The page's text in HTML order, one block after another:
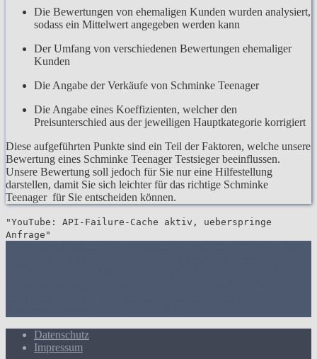
Die Bewertungen von ehemaligen Kunden wurden analysiert,
sodass ein Mittelwert angegeben werden kann
Der Umfang von verschiedenen Bewertungen ehemaliger
Kunden
Die Angabe der Verkäufe von Schminke Teenager
Die Angabe eines Koeffizienten, welcher den
Preisunterschied aus der jeweiligen Hauptkategorie korrigiert
Diese aufgeführten Punkte sind ein Teil der Faktoren, welche unsere
Bewertung eines Schminke Teenager Testsieger beeinflussen.
Unsere Bewertung soll jedoch für Sie nur eine Hilfestellung
darstellen, damit Sie sich leichter für das richtige Schminke
Teenager für Sie entscheiden können.
"YouTube: API-Failure-Cache aktiv, ueberspringe
Anfrage"
Datenschutz
Impressum